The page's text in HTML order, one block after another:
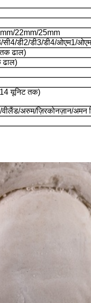
22mm/25mm
सी4/डी2/डी3/डी4/ओएम1/
तक ढाल)
ढाल)
यूनिट तक)
अरुम/ज़िरकोनज़ान/अमन